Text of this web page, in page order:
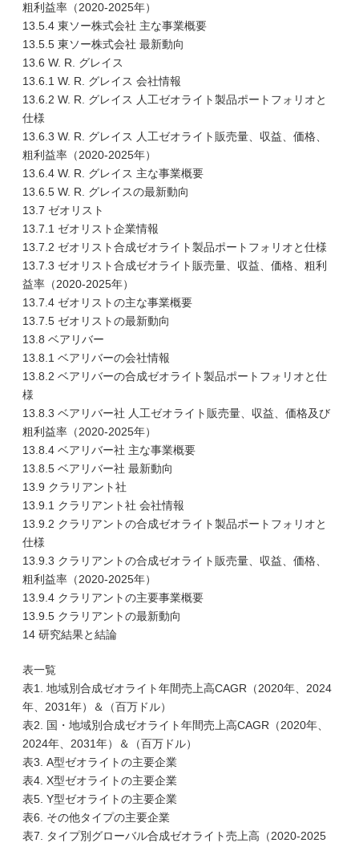
粗利益率（2020-2025年）
13.5.4 東ソー株式会社 主な事業概要
13.5.5 東ソー株式会社 最新動向
13.6 W. R. グレイス
13.6.1 W. R. グレイス 会社情報
13.6.2 W. R. グレイス 人工ゼオライト製品ポートフォリオと
仕様
13.6.3 W. R. グレイス 人工ゼオライト販売量、収益、価格、
粗利益率（2020-2025年）
13.6.4 W. R. グレイス 主な事業概要
13.6.5 W. R. グレイスの最新動向
13.7 ゼオリスト
13.7.1 ゼオリスト企業情報
13.7.2 ゼオリスト合成ゼオライト製品ポートフォリオと仕様
13.7.3 ゼオリスト合成ゼオライト販売量、収益、価格、粗利
益率（2020-2025年）
13.7.4 ゼオリストの主な事業概要
13.7.5 ゼオリストの最新動向
13.8 ベアリバー
13.8.1 ベアリバーの会社情報
13.8.2 ベアリバーの合成ゼオライト製品ポートフォリオと仕
様
13.8.3 ベアリバー社 人工ゼオライト販売量、収益、価格及び
粗利益率（2020-2025年）
13.8.4 ベアリバー社 主な事業概要
13.8.5 ベアリバー社 最新動向
13.9 クラリアント社
13.9.1 クラリアント社 会社情報
13.9.2 クラリアントの合成ゼオライト製品ポートフォリオと
仕様
13.9.3 クラリアントの合成ゼオライト販売量、収益、価格、
粗利益率（2020-2025年）
13.9.4 クラリアントの主要事業概要
13.9.5 クラリアントの最新動向
14 研究結果と結論
表一覧
表1. 地域別合成ゼオライト年間売上高CAGR（2020年、2024
年、2031年）＆（百万ドル）
表2. 国・地域別合成ゼオライト年間売上高CAGR（2020年、
2024年、2031年）＆（百万ドル）
表3. A型ゼオライトの主要企業
表4. X型ゼオライトの主要企業
表5. Y型ゼオライトの主要企業
表6. その他タイプの主要企業
表7. タイプ別グローバル合成ゼオライト売上高（2020-2025